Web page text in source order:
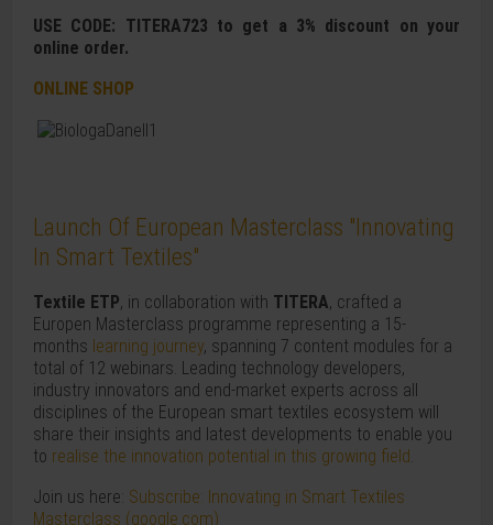
USE CODE: TITERA723 to get a 3% discount on your
online order.
ONLINE SHOP
Launch Of European Masterclass "Innovating
In Smart Textiles"
Textile ETP, in collaboration with TITERA, crafted a
Europen Masterclass programme representing a 15-
months learning journey, spanning 7 content modules for a
total of 12 webinars. Leading technology developers,
industry innovators and end-market experts across all
disciplines of the European smart textiles ecosystem will
share their insights and latest developments to enable you
to realise the innovation potential in this growing field.
Join us here: Subscribe: Innovating in Smart Textiles
Masterclass (google.com)